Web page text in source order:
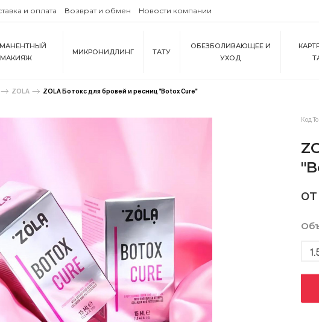
и оплата Возврат и обмен Новости компании
МАКИЯЖ
МИКРОНИДЛИНГ ТАТУ
ОБЕЗБОЛИВАЮЩЕЕ И
УХОД
ZOLA ZOLA Ботокс для бровей и ресниц "Botox Cure"
Код